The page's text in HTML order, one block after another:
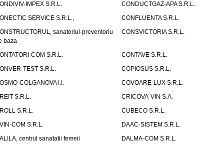
IMPEX S.R.L.
CONDUCTGAZ-APA S.R.L.
SERVICE S.R.L.,
CONFLUENTA S.R.L.
sanatoriul-preventoriu
baza
CONSVICTORIA S.R.L.
COM S.R.L.
CONTAVE S.R.L.
TEST S.R.L.
COPIOSUS S.R.L.
COLGANOVA I.I.
COVOARE-LUX S.R.L.
S.R.L.
CRICOVA-VIN S.A.
S.R.L.
CUBECO S.R.L.
COM S.R.L.
DAAC-SISTEM S.R.L.
centrul sanatatii femeii
DALMA-COM S.R.L.